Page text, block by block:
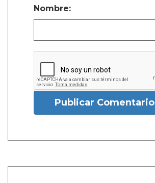
Nombre:
Publicar Comentario